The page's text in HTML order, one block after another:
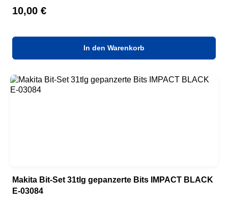
Regulärer Preis:
10,00 €
In den Warenkorb
Makita Bit-Set 31tlg gepanzerte Bits IMPACT BLACK
E-03084